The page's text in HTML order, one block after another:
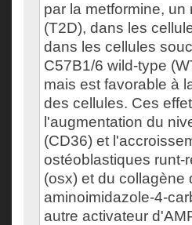
par la metformine,
(T2D), dans les
dans les cellules
C57B1/6 wild-type
mais est favorable à
des cellules. Ces
l'augmentation du
(CD36) et
ostéoblastiques runt-
(osx) et du collagène
aminoimidazole-4-
autre activateur